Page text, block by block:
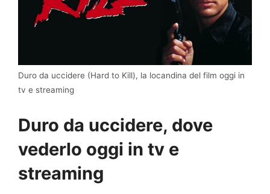
Duro da uccidere (Hard to Kill), la locandina del film oggi in
tv e streaming
Duro da uccidere, dove
vederlo oggi in tv e
streaming